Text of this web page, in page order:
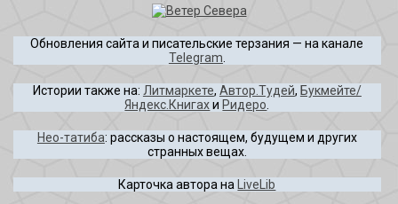
содержимому
Обновления сайта и писательские терзания — на канале
Telegram
Истории также на: Литмаркете, Автор.Тудей, Букмейте/
Яндекс.Книгахи Ридеро
Нео-татиба: рассказы о настоящем, будущем и других
странных вещах.
Карточка автора на LiveLib